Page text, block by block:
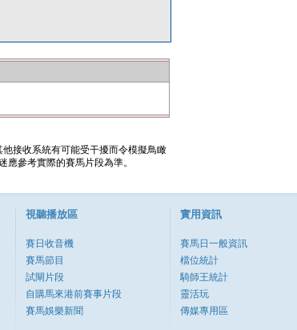
接收系統有可能受干擾而令模擬鳥瞰
參考實際的賽馬片段為準。
視聽播放區
賽日收音機
賽馬節目
試閘片段
自購馬來港前賽事片段
賽馬娛樂新聞
實用資訊
賽馬日一般資訊
檔位統計
騎師王統計
靈活玩
傳媒專用區